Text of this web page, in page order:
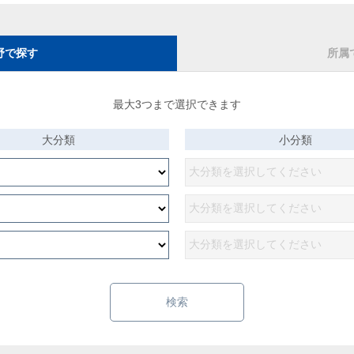
で探す 所属
最大3つまで選択できます
大分類 小分類
検索